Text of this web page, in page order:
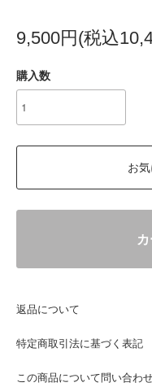
9,500円(税込
購入数
お
返品について
特定商取引法に基づく表記
この商品について問い合わ